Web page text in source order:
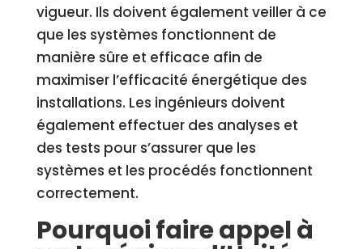
vigueur. Ils doivent également veiller à ce
que les systèmes fonctionnent de
manière sûre et efficace afin de
maximiser l’efficacité énergétique des
installations. Les ingénieurs doivent
également effectuer des analyses et
des tests pour s’assurer que les
systèmes et les procédés fonctionnent
correctement.
Pourquoi faire appel à